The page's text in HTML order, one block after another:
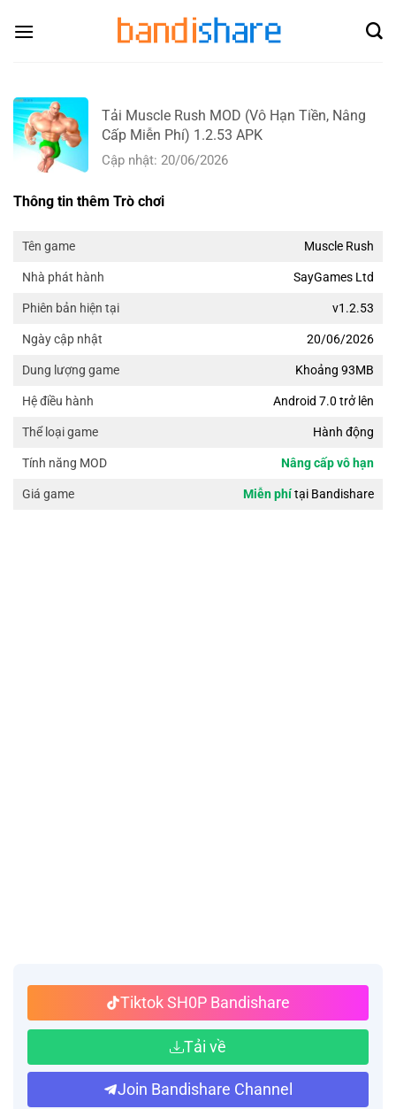
Tải Muscle Rush MOD (Vô Hạn Tiền, Nâng
Cấp Miễn Phí) 1.2.53 APK
Cập nhật: 20/06/2026
Thông tin thêm Trò chơi
Tên game Muscle Rush
Nhà phát hành SayGames Ltd
Phiên bản hiện tại v1.2.53
Ngày cập nhật 20/06/2026
Dung lượng game Khoảng 93MB
Hệ điều hành Android 7.0 trở lên
Thể loại game Hành động
Tính năng MOD Nâng cấp vô hạn
Giá game Miễn phítại Bandishare
Tiktok SH0P Bandishare
Tải về
Join Bandishare Channel